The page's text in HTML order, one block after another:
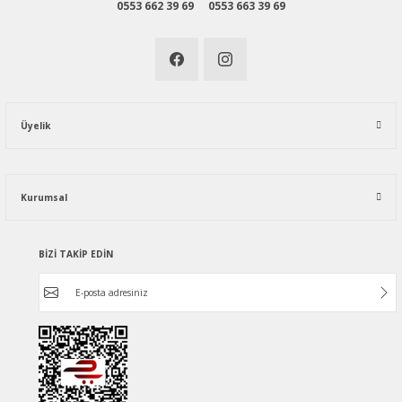
0553 662 39 69 0553 663 39 69
Üyelik
Kurumsal
BİZİ TAKİP EDİN